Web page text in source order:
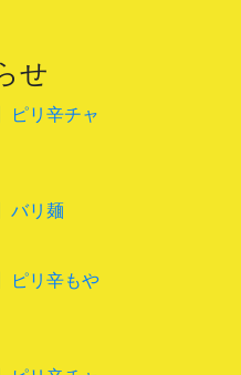
せ
ピリ辛チャ
バリ麺
ピリ辛もや